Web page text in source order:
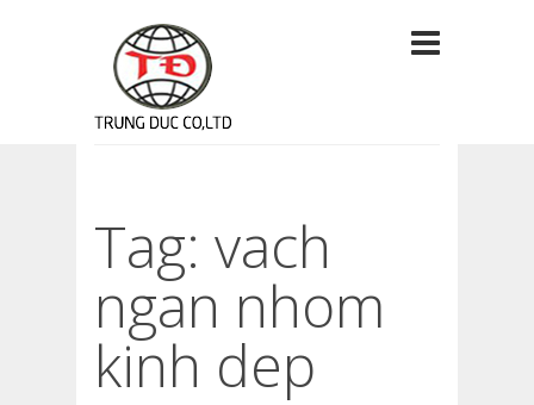
Tag: vach
ngan nhom
kinh dep